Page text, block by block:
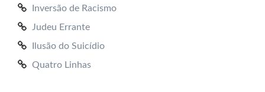
Inversão de Racismo
Judeu Errante
Ilusão do Suicídio
Quatro Linhas